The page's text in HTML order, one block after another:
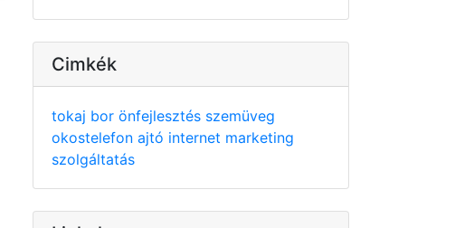
Cimkék
tokaj bor önfejlesztés szemüveg
okostelefon ajtó internet marketing
szolgáltatás